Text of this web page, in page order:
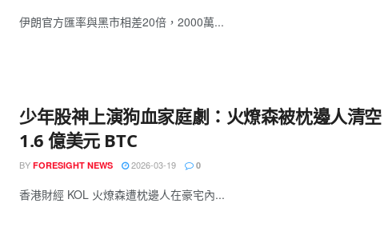
伊朗官方匯率與黑市相差20倍，2000萬...
少年股神上演狗血家庭劇：火燎森被枕邊人清空
1.6 億美元 BTC
BY FORESIGHT NEWS 2026-03-19 0
香港財經 KOL 火燎森遭枕邊人在豪宅內...